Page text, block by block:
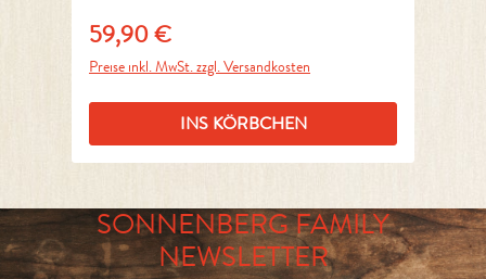
Regulärer Preis:
59,90 €
Preise inkl. MwSt. zzgl. Versandkosten
INS KÖRBCHEN
SONNENBERG FAMILY
NEWSLETTER